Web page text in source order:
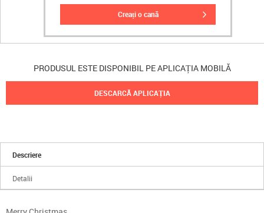
creați o cană
PRODUSUL ESTE DISPONIBIL PE APLICAȚIA MOBILĂ
DESCARCĂ APLICAȚIA
Descriere
Detalii